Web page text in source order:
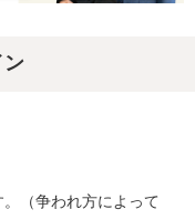
ン
（争われ方によって